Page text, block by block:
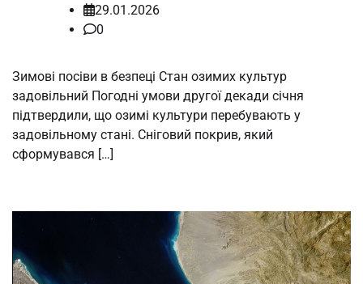
29.01.2026
0
Зимові посіви в безпеці Стан озимих культур
задовільний Погодні умови другої декади січня
підтвердили, що озимі культури перебувають у
задовільному стані. Сніговий покрив, який
сформувався […]